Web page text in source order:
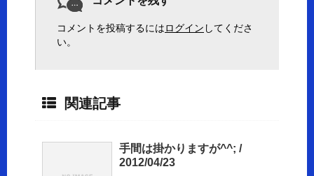
コメントを投稿するにはログイン してくださ
い。
関連記事
手間は掛かりますが^^; /
2012/04/23